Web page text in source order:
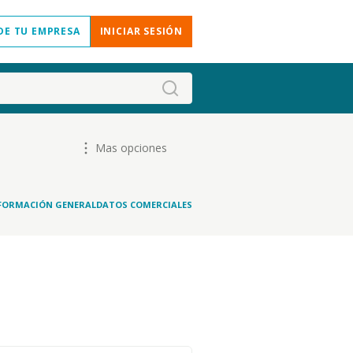
TU EMPRESA INICIAR SESIÓN
Mas opciones
GENERALDATOS COMERCIALES